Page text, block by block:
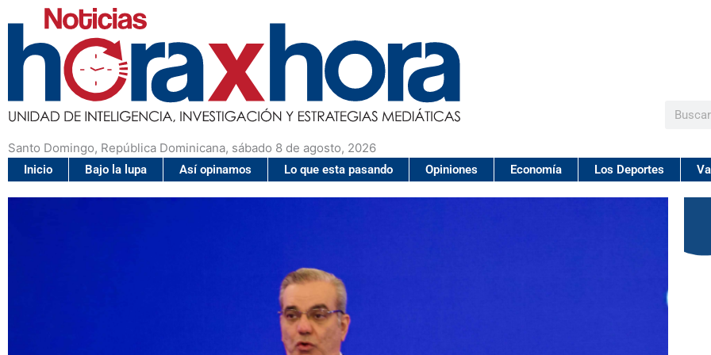
Santo Domingo, República Dominicana, sábado 8 de agosto, 2026
Buscar
Inicio Bajo la lupa Así opinamos Lo que esta pasando Opiniones Economía Los Deportes